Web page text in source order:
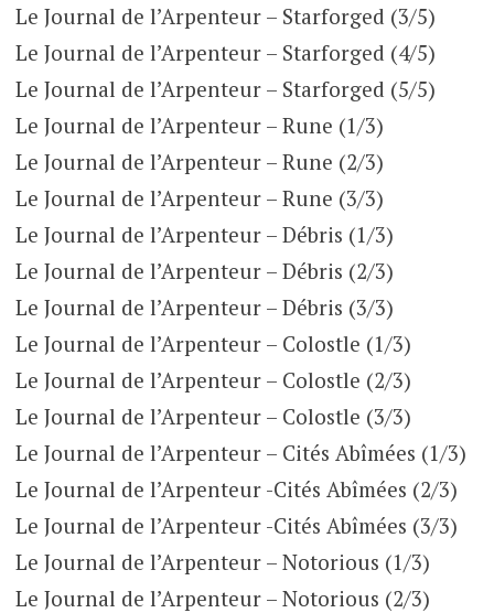
Le Journal de l’Arpenteur – Starforged (3/5)
Le Journal de l’Arpenteur – Starforged (4/5)
Le Journal de l’Arpenteur – Starforged (5/5)
Le Journal de l’Arpenteur – Rune (1/3)
Le Journal de l’Arpenteur – Rune (2/3)
Le Journal de l’Arpenteur – Rune (3/3)
Le Journal de l’Arpenteur – Débris (1/3)
Le Journal de l’Arpenteur – Débris (2/3)
Le Journal de l’Arpenteur – Débris (3/3)
Le Journal de l’Arpenteur – Colostle (1/3)
Le Journal de l’Arpenteur – Colostle (2/3)
Le Journal de l’Arpenteur – Colostle (3/3)
Le Journal de l’Arpenteur – Cités Abîmées (1/3)
Le Journal de l’Arpenteur -Cités Abîmées (2/3)
Le Journal de l’Arpenteur -Cités Abîmées (3/3)
Le Journal de l’Arpenteur – Notorious (1/3)
Le Journal de l’Arpenteur – Notorious (2/3)